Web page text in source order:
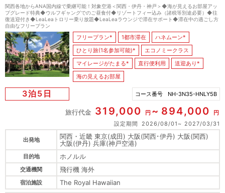
関西各地からANA国内線で乗継可能！対象空港＜関西・伊丹・神戸＞◆海が見えるお部屋アッ
プグレード特典◆ウルフギャングでのご昼食付◆リゾートフィー込み（諸税等別途必要）◆往
復送迎付き◆LeaLeaトロリー乗り放題◆LeaLeaラウンジで滞在サポート◆滞在中の過ごし方
自由なフリープラン
フリープラン* 1都市滞在
ハネムーン*
ひとり旅(1名参加可能)*
エコノミークラス
マイレージがたまる*
直行便利用
送迎あり*
海の見えるお部屋
3泊5日 コース番号 NH-3N35-HNLY5B
旅行代金 319,000 円 894,000
円
設定期間
2026/08/01 2027/03/31
出発地
関西・近畿 東京(成田) 大阪(関西･伊丹) 大阪(関西)
大阪(伊丹) 兵庫(神戸空港)
目的地 ホノルル
交通機関 飛行機 海外
宿泊施設 The Royal Hawaiian